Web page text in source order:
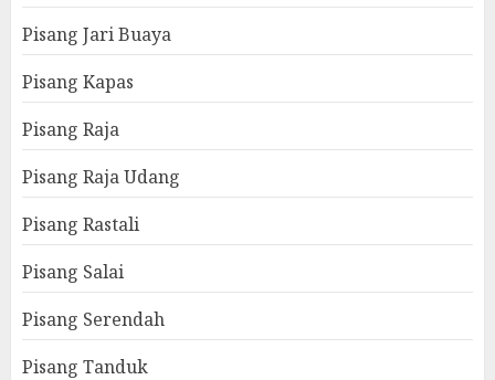
Pisang Jari Buaya
Pisang Kapas
Pisang Raja
Pisang Raja Udang
Pisang Rastali
Pisang Salai
Pisang Serendah
Pisang Tanduk